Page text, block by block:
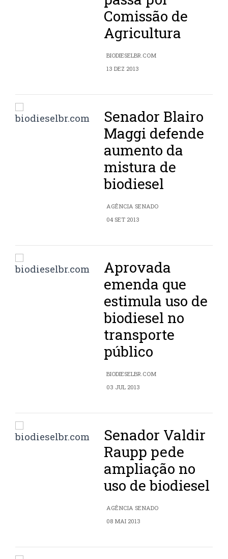
Comissão de
Agricultura
BIODIESELBR.COM
13 DEZ 2013
Senador Blairo
Maggi defende
aumento da
mistura de
biodiesel
AGÊNCIA SENADO
04 SET 2013
Aprovada
emenda que
estimula uso de
biodiesel no
transporte
público
BIODIESELBR.COM
03 JUL 2013
Senador Valdir
Raupp pede
ampliação no
uso de biodiesel
AGÊNCIA SENADO
08 MAI 2013